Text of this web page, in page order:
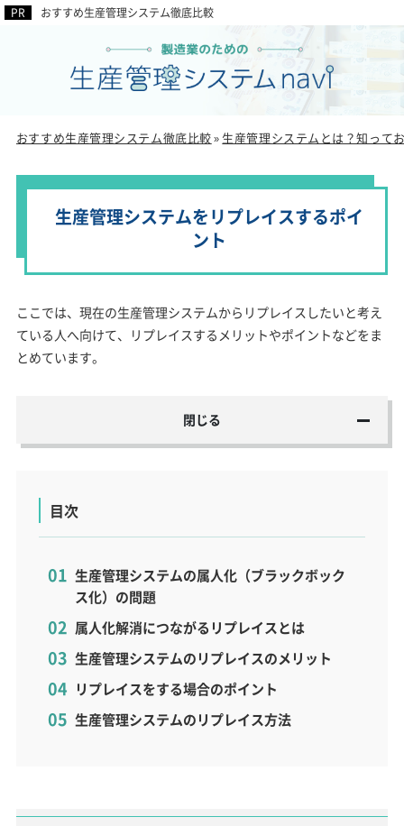
おすすめ生産管理システム徹底比較
おすすめ生産管理システム徹底比較» 生産管理システムとは？知って
生産管理システムをリプレイスするポイ
ント
ここでは、現在の生産管理システムからリプレイスしたいと考え
ている人へ向けて、リプレイスするメリットやポイントなどをま
とめています。
閉じる
目次
生産管理システムの属人化（ブラックボック
ス化）の問題
属人化解消につながるリプレイスとは
生産管理システムのリプレイスのメリット
リプレイスをする場合のポイント
生産管理システムのリプレイス方法